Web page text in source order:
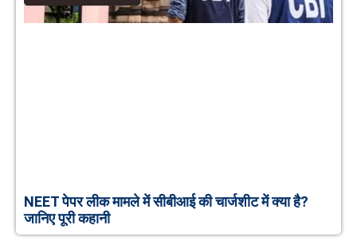
NEET पेपर लीक मामले में सीबीआई की चार्जशीट में क्या है?
जानिए पूरी कहानी